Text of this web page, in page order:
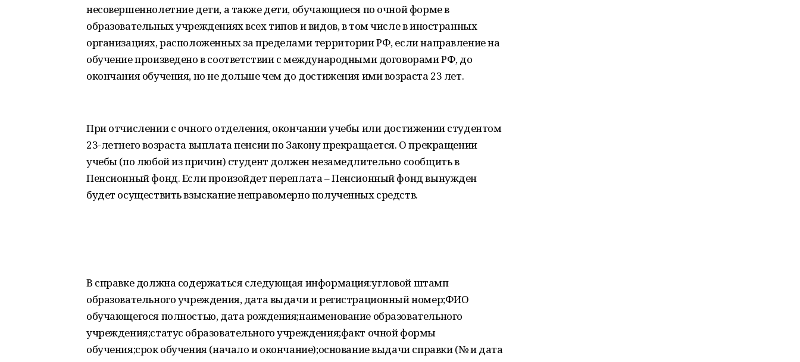
несовершеннолетние дети, а также дети, обучающиеся по очной форме в
образовательных учреждениях всех типов и видов, в том числе в иностранных
организациях, расположенных за пределами территории РФ, если направление на
обучение произведено в соответствии с международными договорами РФ, до
окончания обучения, но не дольше чем до достижения ими возраста 23 лет.
При отчислении с очного отделения, окончании учебы или достижении студентом
23-летнего возраста выплата пенсии по Закону прекращается. О прекращении
учебы (по любой из причин) студент должен незамедлительно сообщить в
Пенсионный фонд. Если произойдет переплата – Пенсионный фонд вынужден
будет осуществить взыскание неправомерно полученных средств.
В справке должна содержаться следующая информация:угловой штамп
образовательного учреждения, дата выдачи и регистрационный номер;ФИО
обучающегося полностью, дата рождения;наименование образовательного
учреждения;статус образовательного учреждения;факт очной формы
обучения;срок обучения (начало и окончание);основание выдачи справки (№ и дата